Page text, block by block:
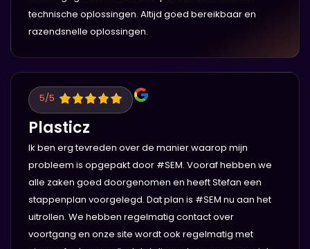
technische oplossingen. Altijd goed bereikbaar en
razendsnelle oplossingen.
5/5
Plasticz
Ik ben erg tevreden over de manier waarop mijn
probleem is opgepakt door #SEM. Vooraf hebben we
alle zaken goed doorgenomen en heeft Stefan een
stappenplan voorgelegd. Dat plan is #SEM nu aan het
uitrollen. We hebben regelmatig contact over
voortgang en onze site wordt ook regelmatig met